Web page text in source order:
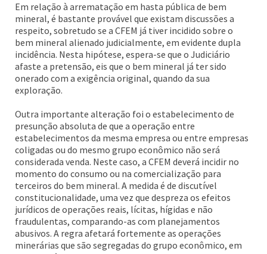
Em relação à arrematação em hasta pública de bem
mineral, é bastante provável que existam discussões a
respeito, sobretudo se a CFEM já tiver incidido sobre o
bem mineral alienado judicialmente, em evidente dupla
incidência. Nesta hipótese, espera-se que o Judiciário
afaste a pretensão, eis que o bem mineral já ter sido
onerado com a exigência original, quando da sua
exploração.
Outra importante alteração foi o estabelecimento de
presunção absoluta de que a operação entre
estabelecimentos da mesma empresa ou entre empresas
coligadas ou do mesmo grupo econômico não será
considerada venda. Neste caso, a CFEM deverá incidir no
momento do consumo ou na comercialização para
terceiros do bem mineral. A medida é de discutível
constitucionalidade, uma vez que despreza os efeitos
jurídicos de operações reais, lícitas, hígidas e não
fraudulentas, comparando-as com planejamentos
abusivos. A regra afetará fortemente as operações
minerárias que são segregadas do grupo econômico, em